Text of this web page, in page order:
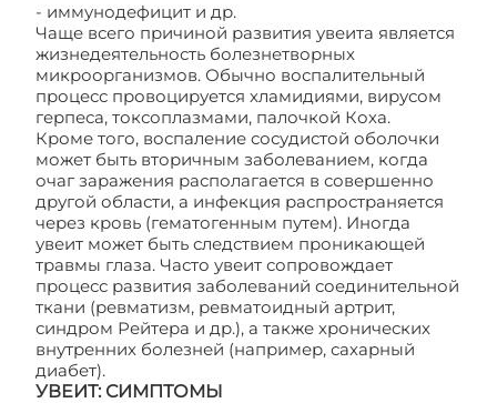
- иммунодефицит и др.
Чаще всего причиной развития увеита является
жизнедеятельность болезнетворных
микроорганизмов. Обычно воспалительный
процесс провоцируется хламидиями, вирусом
герпеса, токсоплазмами, палочкой Коха.
Кроме того, воспаление сосудистой оболочки
может быть вторичным заболеванием, когда
очаг заражения располагается в совершенно
другой области, а инфекция распространяется
через кровь (гематогенным путем). Иногда
увеит может быть следствием проникающей
травмы глаза. Часто увеит сопровождает
процесс развития заболеваний соединительной
ткани (ревматизм, ревматоидный артрит,
синдром Рейтера и др.), а также хронических
внутренних болезней (например, сахарный
диабет).
УВЕИТ: СИМПТОМЫ